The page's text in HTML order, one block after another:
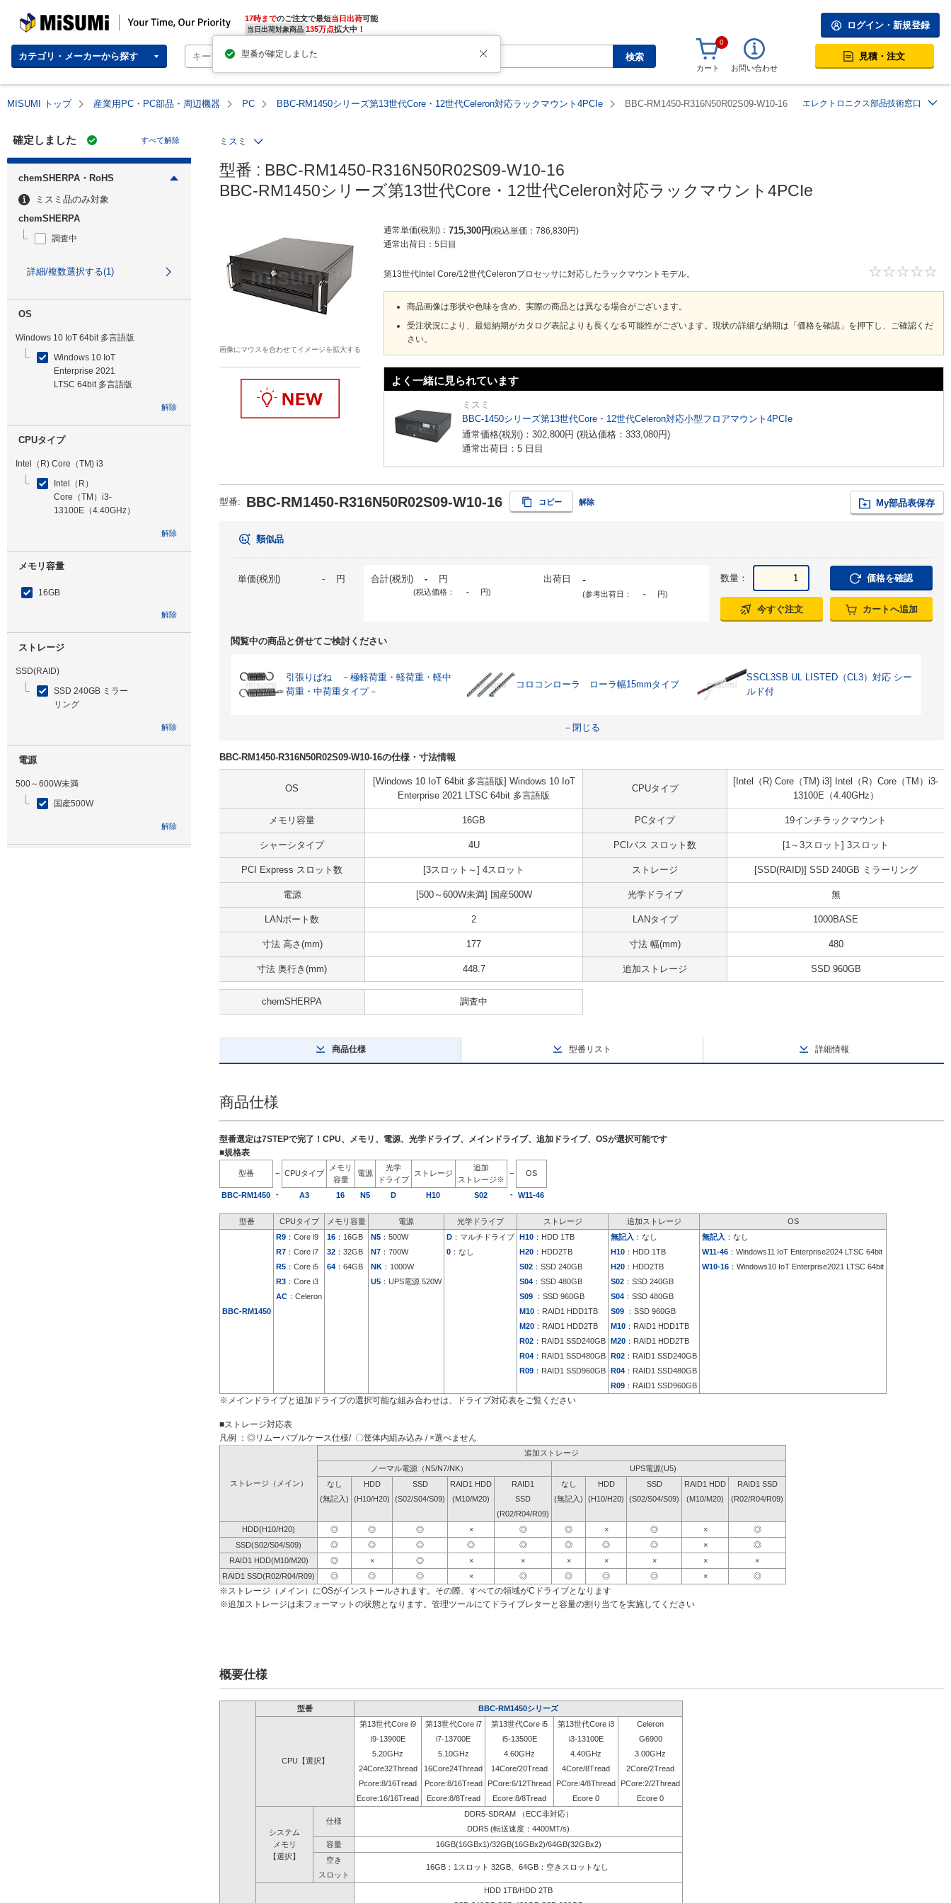
MISUMI | Your Time, Our Priority 17時までのご注文で最短当日出荷
当日出荷対象商品 135万点拡大中！
カテゴリ・メーカーから探す 検索
ログイン・新規登録
0
カート お問い合わせ
見積・注文
MISUMI トップ 産業用PC・PC部品・周辺機器 PC BBC-RM1450シリーズ第13世代Core・12世代Celeron対応ラックマウント4PCIe BBC-RM1450-R316N50R02S09-W10-16 エレクトロニクス部品技術窓口
確定しました すべて解除
chemSHERPA・RoHS
ミスミ品のみ対象
chemSHERPA
調査中
詳細/複数選択する(1)
OS
Windows 10 IoT 64bit 多言語版
Windows 10 IoT
Enterprise 2021
LTSC 64bit 多言語版
解除
CPUタイプ
Intel（R) Core（TM) i3
Intel（R）
Core（TM）i3-
13100E（4.40GHz）
解除
メモリ容量
16GB
解除
ストレージ
SSD(RAID)
SSD 240GB ミラー
リング
解除
電源
500～600W未満
国産500W
解除
ミスミ
型番 : BBC-RM1450-R316N50R02S09-W10-16
BBC-RM1450シリーズ第13世代Core・12世代Celeron対応ラックマウント4PCIe
画像にマウスを合わせてイメージを拡大する
通常単価(税別) 715,300円 税込単価 786,830円
通常出荷日： 5日目
第13世代Intel Core/12世代Celeronプロセッサに対応したラックマウントモデル。
商品画像は形状や色味を含め、実際の商品とは異なる場合がございます。
受注状況により、最短納期がカタログ表記よりも長くなる可能性がございます。現状の詳細な納期は「価格を確認」を押下し、ご確認くだ
さい。
よく一緒に見られています
ミスミ
BBC-1450シリーズ第13世代Core・12世代Celeron対応小型フロアマウント4PCIe
通常価格(税別)： 302,800円 (税込価格： 333,080円)
通常出荷日：5 日目
型番: BBC-RM1450-R316N50R02S09-W10-16 コピー 解除 My部品表保存
類似品
単価(税別) - 円 合計(税別) - 円
(税込価格： - 円)
出荷日 -
(参考出荷日： - 円)
数量： 価格を確認
今すぐ注文 カートへ追加
閲覧中の商品と併せてご検討ください
引張りばね －極軽荷重・軽荷重・軽中
荷重・中荷重タイプ－
コロコンローラ ローラ幅15mmタイプ
SSCL3SB UL LISTED（CL3）対応 シー
ルド付
－閉じる
BBC-RM1450-R316N50R02S09-W10-16の仕様・寸法情報
OS
[Windows 10 IoT 64bit 多言語版] Windows 10 IoT
Enterprise 2021 LTSC 64bit 多言語版
CPUタイプ
[Intel（R) Core（TM) i3] Intel（R）Core（TM）i3-
13100E（4.40GHz）
メモリ容量 16GB PCタイプ 19インチラックマウント
シャーシタイプ 4U PCIバス スロット数 [1～3スロット] 3スロット
PCI Express スロット数 [3スロット～] 4スロット ストレージ [SSD(RAID)] SSD 240GB ミラーリング
電源 [500～600W未満] 国産500W 光学ドライブ 無
LANポート数 2 LANタイプ 1000BASE
寸法 高さ(mm) 177 寸法 幅(mm) 480
寸法 奥行き(mm) 448.7 追加ストレージ SSD 960GB
chemSHERPA 調査中
商品仕様 型番リスト 詳細情報
商品仕様
型番選定は7STEPで完了！CPU、メモリ、電源、光学ドライブ、メインドライブ、追加ドライブ、OSが選択可能です
■規格表
型番 − CPUタイプ
メモリ
容量
電源
光学
ドライブ
ストレージ
追加
ストレージ※
− OS
BBC-RM1450 - A3 16 N5 D H10 S02 - W11-46
型番 CPUタイプ メモリ容量 電源 光学ドライブ ストレージ 追加ストレージ OS
BBC-RM1450
R9 ：Core i9 16 ：16GB N5 ：500W D ：マルチドライブ H10 ：HDD 1TB 無記入 ：なし 無記入 ：なし
R7 ：Core i7 32 ：32GB N7 ：700W 0 ：なし H20 ：HDD2TB H10 ：HDD 1TB W11-46 ：Windows11 IoT Enterprise2024 LTSC 64bit
R5 ：Core i5 64 ：64GB NK ：1000W S02 ：SSD 240GB H20 ：HDD2TB W10-16 ：Windows10 IoT Enterprise2021 LTSC 64bit
R3 ：Core i3 U5 ：UPS電源 520W S04 ：SSD 480GB S02 ：SSD 240GB
AC ：Celeron S09 ：SSD 960GB S04 ：SSD 480GB
M10 ：RAID1 HDD1TB S09 ：SSD 960GB
M20 ：RAID1 HDD2TB M10 ：RAID1 HDD1TB
R02 ：RAID1 SSD240GB M20 ：RAID1 HDD2TB
R04 ：RAID1 SSD480GB R02 ：RAID1 SSD240GB
R09 ：RAID1 SSD960GB R04 ：RAID1 SSD480GB
R09 ：RAID1 SSD960GB
※メインドライブと追加ドライブの選択可能な組み合わせは、ドライブ対応表をご覧ください
■ストレージ対応表
凡例 ：◎リムーバブルケース仕様/ 〇筐体内組み込み / ×選べません
追加ストレージ
ノーマル電源（N5/N7/NK）
UPS電源(U5)
ストレージ（メイン）
なし HDD SSD RAID1 HDD RAID1 なし HDD SSD RAID1 HDD
RAID1 SSD
(無記入)
(H10/H20) (S02/S04/S09) (M10/M20) SSD (無記入) (H10/H20) (S02/S04/S09) (M10/M20)
(R02/R04/R09)
(R02/R04/R09)
HDD(H10/H20)
◎ ◎ ◎ × ◎ ◎ × ◎ ×
◎
SSD(S02/S04/S09)
◎ ◎ ◎ ◎ ◎ ◎ ◎ ◎ ×
◎
RAID1 HDD(M10/M20)
◎ × ◎ × × × × × ×
×
RAID1 SSD(R02/R04/R09)
◎ ◎ ◎ × ◎ ◎ ◎ ◎ × ◎
※ストレージ（メイン）にOSがインストールされます。その際、すべての領域がCドライブとなります
※追加ストレージは未フォーマットの状態となります。管理ツールにてドライブレターと容量の割り当てを実施してください
概要仕様
型番 BBC-RM1450シリーズ
CPU【選択】
第13世代Core i9 第13世代Core i7 第13世代Core i5 第13世代Core i3
Celeron
i9-13900E
i7-13700E i5-13500E i3-13100E
G6900
5.20GHz
5.10GHz 4.60GHz 4.40GHz
3.00GHz
24Core32Thread
16Core24Thread 14Core/20Tread 4Core/8Tread
2Core/2Tread
Pcore:8/16Tread
Pcore:8/16Tread PCore:6/12Thread PCore:4/8Thread
PCore:2/2Thread
Ecore:16/16Tread
Ecore:8/8Tread Ecore:8/8Tread Ecore 0 Ecore 0
システム
メモリ
【選択】
仕様
DDR5-SDRAM （ECC非対応）
DDR5 (転送速度：4400MT/s)
容量
16GB(16GBx1)/32GB(16GBx2)/64GB(32GBx2)
空き
16GB：1スロット 32GB、64GB：空きスロットなし
スロット
HDD 1TB/HDD 2TB